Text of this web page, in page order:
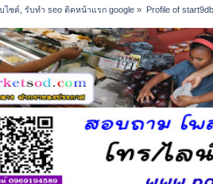
ไซต์, รับทำ seo ติดหน้าแรก google » Profile of